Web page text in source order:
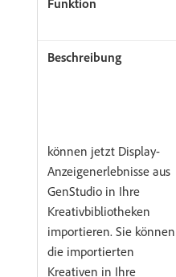
können jetzt Display-
Anzeigenerlebnisse aus
GenStudio in Ihre
Kreativbibliotheken
importieren. Sie können
die importierten
Kreativen in Ihre